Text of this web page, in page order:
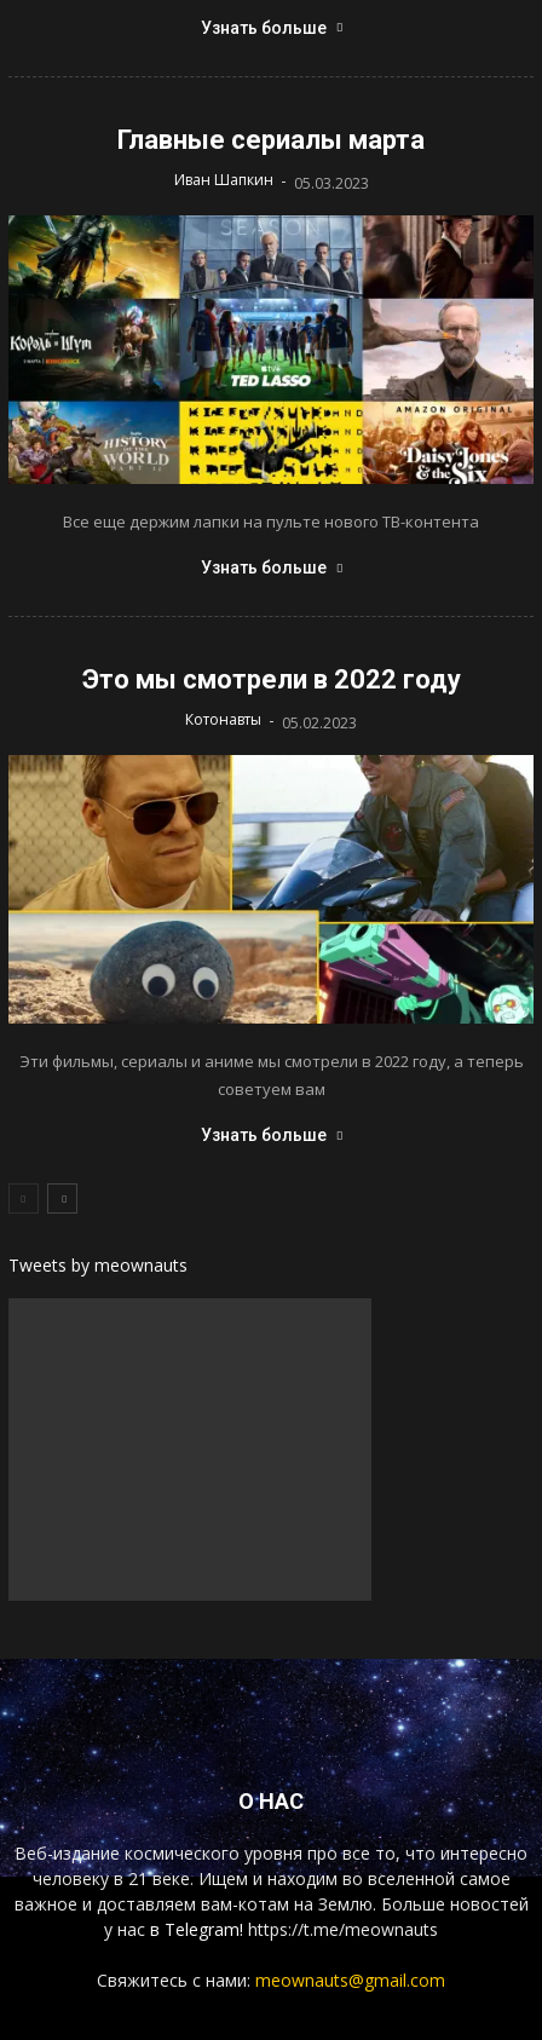
Узнать больше
Главные сериалы марта
Иван Шапкин - 05.03.2023
Все еще держим лапки на пульте нового ТВ-контента
Узнать больше
Это мы смотрели в 2022 году
Котонавты - 05.02.2023
Эти фильмы, сериалы и аниме мы смотрели в 2022 году, а теперь
советуем вам
Узнать больше
Tweets by meownauts
О НАС
Веб-издание космического уровня про все то, что интересно
человеку в 21 веке. Ищем и находим во вселенной самое
важное и доставляем вам-котам на Землю. Больше новостей
у нас в Telegram! https://t.me/meownauts
Свяжитесь с нами: meownauts@gmail.com